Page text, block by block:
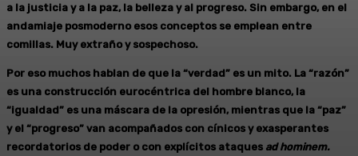
a la justicia y a la paz, la belleza y al progreso. Sin embargo, en el
andamiaje posmoderno esos conceptos se emplean entre
comillas. Muy extraño y sospechoso.
Por eso muchos hablan de que la “verdad” es un mito. La “razón”
es una construcción eurocéntrica del hombre blanco, la
“igualdad” es una máscara de la opresión, mientras que la “paz”
y el “progreso” van acompañados con cínicos y exasperantes
recordatorios de poder o con explícitos ataques ad hominem.